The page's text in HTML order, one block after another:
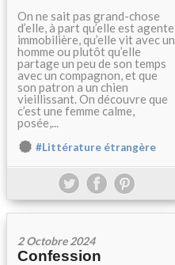
On ne sait pas grand-chose
d’elle, à part qu’elle est agente
immobilière, qu’elle vit avec un
homme ou plutôt qu’elle
partage un peu de son temps
avec un compagnon, et que
son patron a un chien
vieillissant. On découvre que
c’est une femme calme,
posée,...
#Littérature étrangère
2 Octobre 2024
Confession